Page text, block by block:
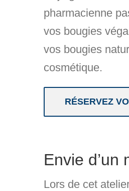
pharmacienne
vos bougies
vos bougies
cosmétique.
RÉSERVEZ
Envie d’un
Lors de cet